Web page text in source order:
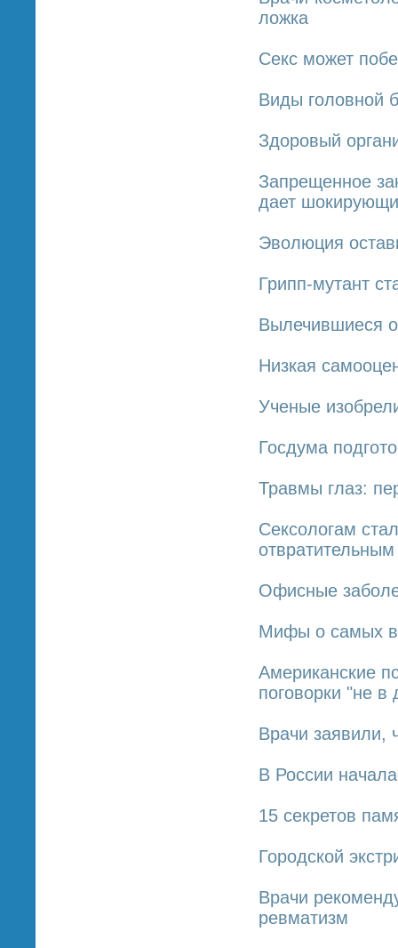
ложка
Секс может
Виды головной
Здоровый
Запрещенное
дает
Эволюция
Грипп-мутант
Вылечившиеся
Низкая
Ученые
Госдума
Травмы глаз:
Сексологам
отвратительным
Офисные
Мифы о самых
Американские
поговорки "не в
Врачи заявили,
В России
15 секретов
Городской
Врачи
ревматизм